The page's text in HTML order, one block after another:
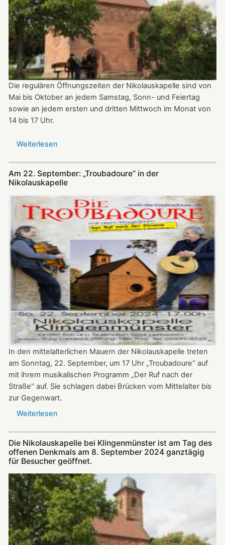
Die regulären Öffnungszeiten der Nikolauskapelle sind von
Mai bis Oktober an jedem Samstag, Sonn- und Feiertag
sowie an jedem ersten und dritten Mittwoch im Monat von
14 bis 17 Uhr.
Weiterlesen
Nikolauskapelle
Am 22. September: „Troubadoure“ in der
Nikolauskapelle
In den mittelalterlichen Mauern der Nikolauskapelle treten
am Sonntag, 22. September, um 17 Uhr „Troubadoure“ auf
mit ihrem musikalischen Programm „Der Ruf nach der
Straße“ auf. Sie schlagen dabei Brücken vom Mittelalter bis
zur Gegenwart.
Weiterlesen
September:
„Troubadoure“
in
der
Nikolauskapelle
Die Nikolauskapelle bei Klingenmünster ist am Tag des
offenen Denkmals am 8. September 2024 ganztägig
für Besucher geöffnet.